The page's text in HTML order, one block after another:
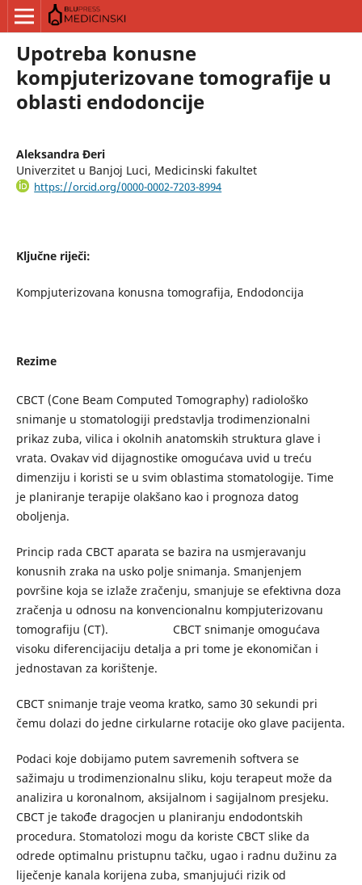
Upotreba konusne
kompjuterizovane tomografije u
oblasti endodoncije
Aleksandra Đeri
Univerzitet u Banjoj Luci, Medicinski fakultet
https://orcid.org/0000-0002-7203-8994
Ključne riječi:
Kompjuterizovana konusna tomografija, Endodoncija
Rezime
CBCT (Cone Beam Computed Tomography) radiološko
snimanje u stomatologiji predstavlja trodimenzionalni
prikaz zuba, vilica i okolnih anatomskih struktura glave i
vrata. Ovakav vid dijagnostike omogućava uvid u treću
dimenziju i koristi se u svim oblastima stomatologije. Time
je planiranje terapije olakšano kao i prognoza datog
oboljenja.
Princip rada CBCT aparata se bazira na usmjeravanju
konusnih zraka na usko polje snimanja. Smanjenjem
površine koja se izlaže zračenju, smanjuje se efektivna doza
zračenja u odnosu na konvencionalnu kompjuterizovanu
tomografiju (CT). CBCT snimanje omogućava
visoku diferencijaciju detalja a pri tome je ekonomičan i
jednostavan za korištenje.
CBCT snimanje traje veoma kratko, samo 30 sekundi pri
čemu dolazi do jedne cirkularne rotacije oko glave pacijenta.
Podaci koje dobijamo putem savremenih softvera se
sažimaju u trodimenzionalnu sliku, koju terapeut može da
analizira u koronalnom, aksijalnom i sagijalnom presjeku.
CBCT je takođe dragocjen u planiranju endodontskih
procedura. Stomatolozi mogu da koriste CBCT slike da
odrede optimalnu pristupnu tačku, ugao i radnu dužinu za
liječenje kanala korijena zuba, smanjujući rizik od